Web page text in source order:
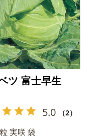
ツ 富士早生
5.0 （2）
実咲 袋